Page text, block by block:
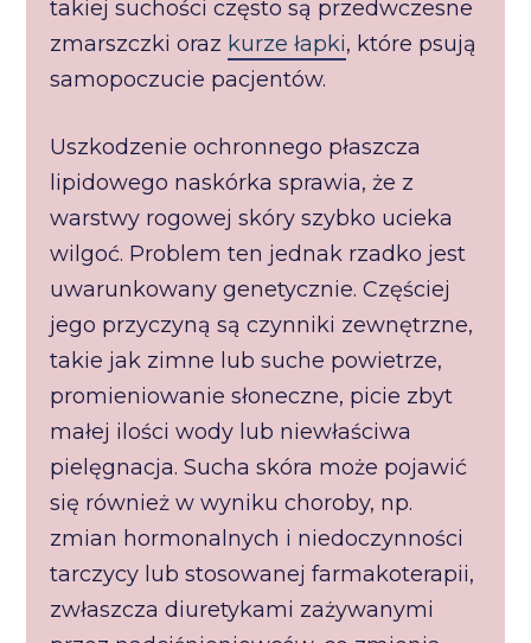
takiej suchości często są przedwczesne
zmarszczki oraz kurze łapki, które psują
samopoczucie pacjentów.
Uszkodzenie ochronnego płaszcza
lipidowego naskórka sprawia, że z
warstwy rogowej skóry szybko ucieka
wilgoć. Problem ten jednak rzadko jest
uwarunkowany genetycznie. Częściej
jego przyczyną są czynniki zewnętrzne,
takie jak zimne lub suche powietrze,
promieniowanie słoneczne, picie zbyt
małej ilości wody lub niewłaściwa
pielęgnacja. Sucha skóra może pojawić
się również w wyniku choroby, np.
zmian hormonalnych i niedoczynności
tarczycy lub stosowanej farmakoterapii,
zwłaszcza diuretykami zażywanymi